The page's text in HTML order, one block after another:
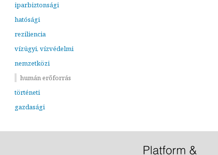
iparbiztonsági
hatósági
reziliencia
vízügyi, vízvédelmi
nemzetközi
humán erőforrás
történeti
gazdasági